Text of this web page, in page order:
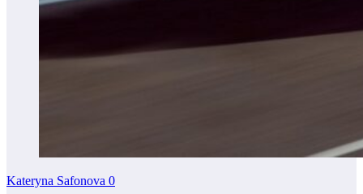
Kateryna Safonova 0